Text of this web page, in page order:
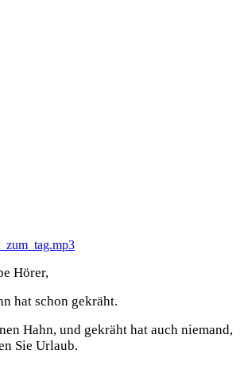
Hörer,
hat schon gekräht.
Hahn, und gekräht hat auch niemand,
Sie Urlaub.